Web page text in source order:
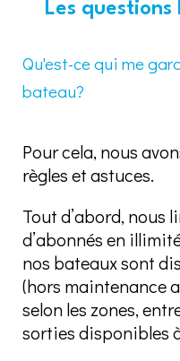
Les
Qu'est-ce qui me
bateau?
Pour cela, nous
règles et astuces.
Tout d’abord, nous
d’abonnés en
nos bateaux sont
(hors maintenance
selon les zones,
sorties disponibles